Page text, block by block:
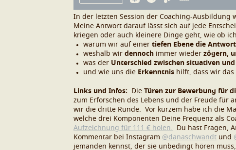
In der letzten Session der Coaching-Ausbildung
Meine Antwort darauf lässt sich auf jede
kriegen oder auch kleinere Dinge geht, wie ob
warum wir auf einer tiefen Ebene die Antwort
weshalb wir dennoch immer wieder zögern,
was der Unterschied zwischen situativen
und wie uns die Erkenntnis hilft, dass wir das
Links und Infos: Die Türen zur Bewerbung für
zum Erforschen des Lebens und der Freude für
wir die dritte Runde.
Vor kurzem habe ich die
welche drei Komponenten Deine Frequenz als
Aufzeichnung für 111 € holen.
Du hast Fragen,
Kommentar bei Instagram @danaschwandt und
jemanden kennst, der sie unbedingt hören